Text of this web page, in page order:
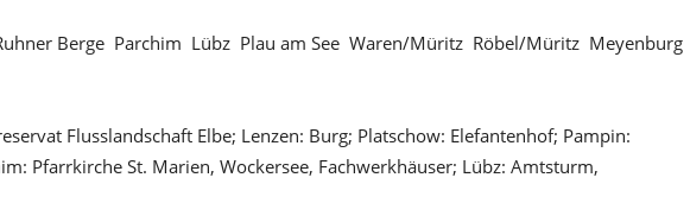
Berge  Parchim  Lübz  Plau am See  Waren/Müritz  Röbel/Müritz  Meyenburg 
Flusslandschaft Elbe; Lenzen: Burg; Platschow: Elefantenhof; Pampin:
Pfarrkirche St. Marien, Wockersee, Fachwerkhäuser; Lübz: Amtsturm,